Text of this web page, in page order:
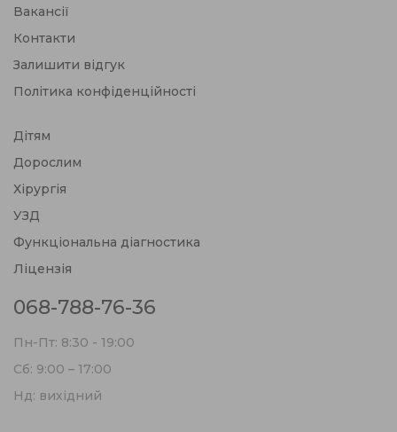
Вакансії
Контакти
Залишити відгук
Політика конфіденційності
Дітям
Дорослим
Хірургія
УЗД
Функціональна діагностика
Ліцензія
068-788-76-36
Пн-Пт: 8:30 - 19:00
Сб: 9:00 – 17:00
Нд: вихідний